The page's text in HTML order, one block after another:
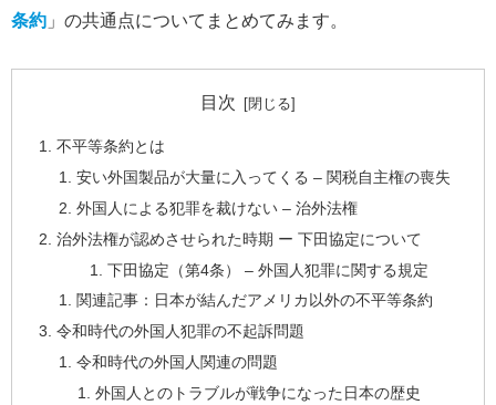
条約 」の共通点についてまとめてみます。
目次
不平等条約とは
安い外国製品が大量に入ってくる – 関税自主権の喪失
外国人による犯罪を裁けない – 治外法権
治外法権が認めさせられた時期 ー 下田協定について
下田協定（第4条） – 外国人犯罪に関する規定
関連記事：日本が結んだアメリカ以外の不平等条約
令和時代の外国人犯罪の不起訴問題
令和時代の外国人関連の問題
外国人とのトラブルが戦争になった日本の歴史